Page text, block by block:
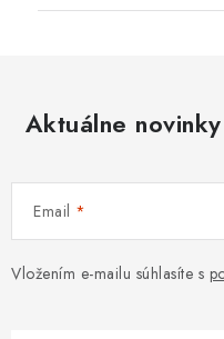
Aktuálne
Email
Vložením e-mailu súhlasíte s